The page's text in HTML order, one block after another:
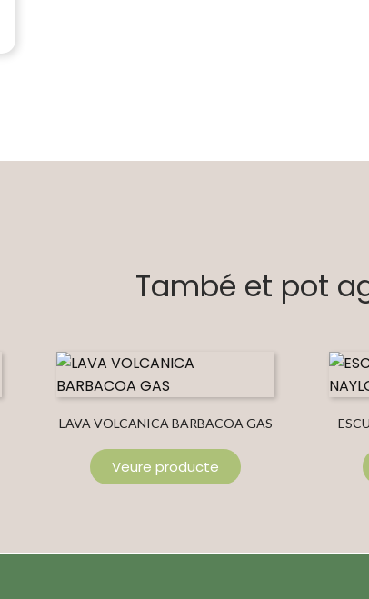
També et pot
LAVA VOLCANICA BARBACOA GAS
Veure producte